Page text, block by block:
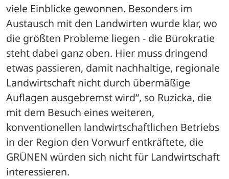
viele Einblicke gewonnen. Besonders im
Austausch mit den Landwirten wurde klar, wo
die größten Probleme liegen - die Bürokratie
steht dabei ganz oben. Hier muss dringend
etwas passieren, damit nachhaltige, regionale
Landwirtschaft nicht durch übermäßige
Auflagen ausgebremst wird“, so Ruzicka, die
mit dem Besuch eines weiteren,
konventionellen landwirtschaftlichen Betriebs
in der Region den Vorwurf entkräftete, die
GRÜNEN würden sich nicht für Landwirtschaft
interessieren.